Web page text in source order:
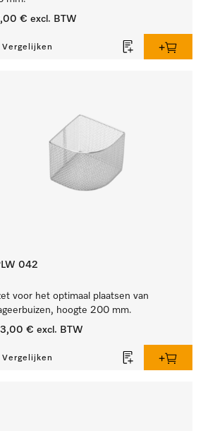
€ excl. BTW
Vergelijken
042
voor het optimaal plaatsen van
hoogte 200 mm.
€ excl. BTW
Vergelijken